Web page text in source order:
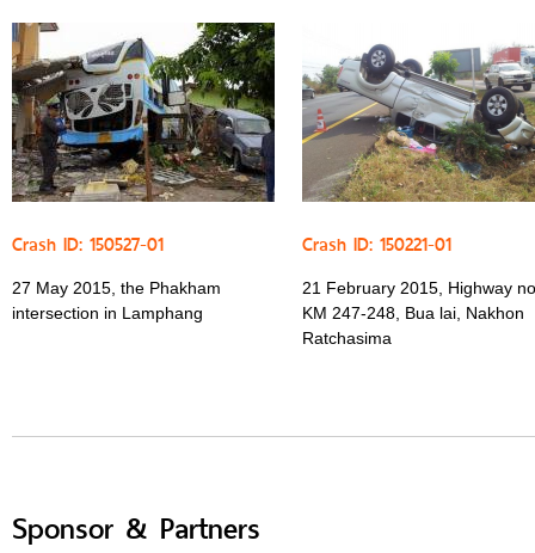
Crash ID: 150527-01
27 May 2015, the Phakham
intersection in Lamphang
Crash ID: 150221-01
21 February 2015, Highway
KM 247-248, Bua lai, Nakhon
Ratchasima
Sponsor & Partners